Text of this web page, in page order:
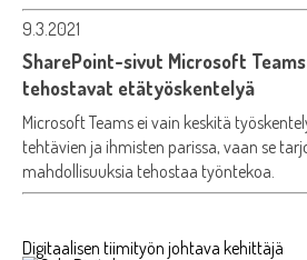
9.3.2021
SharePoint-sivut Microsoft
tehostavat etätyöskentelyä
Microsoft Teams ei vain keskitä
tehtävien ja ihmisten parissa, vaan se
mahdollisuuksia tehostaa työntekoa.
Digitaalisen tiimityön johtava kehittäjä